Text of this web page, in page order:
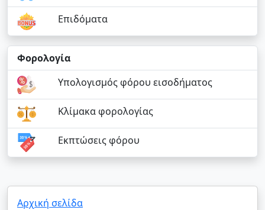
Επιδόματα
Φορολογία
Υπολογισμός φόρου εισοδήματος
Κλίμακα φορολογίας
Εκπτώσεις φόρου
Αρχική σελίδα